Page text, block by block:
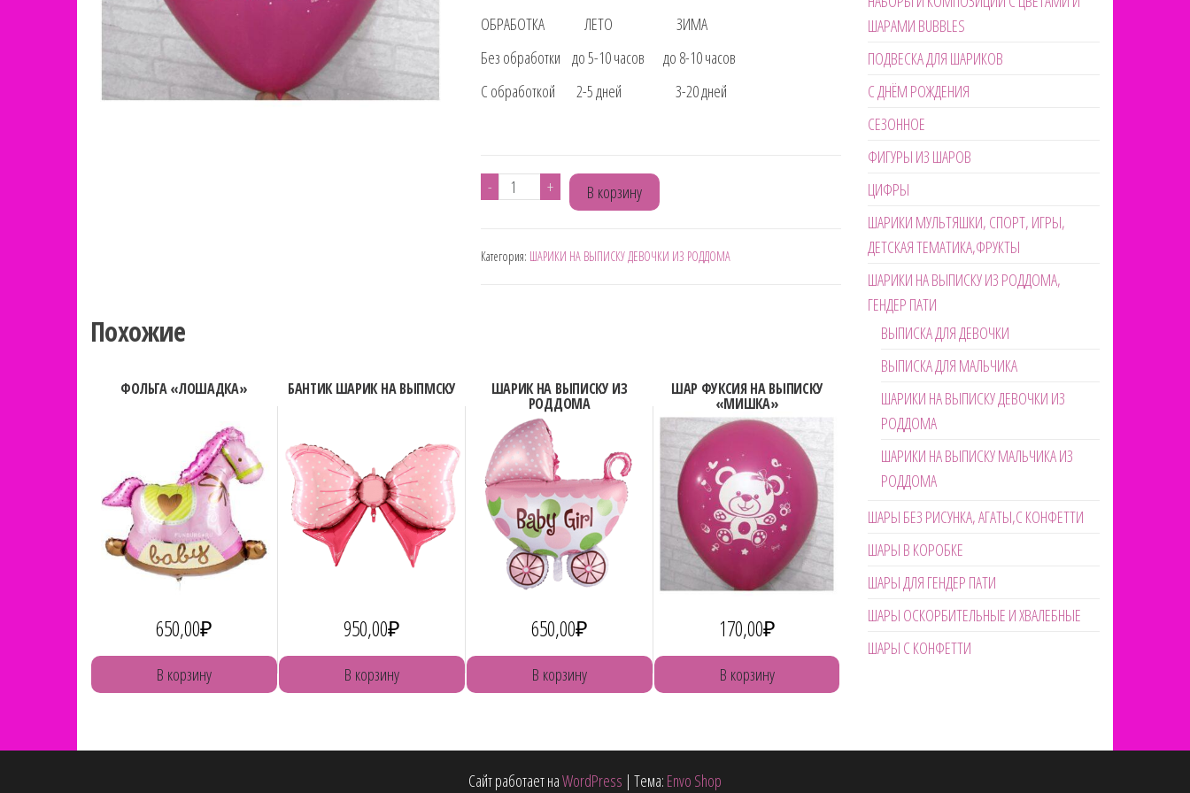
ОБРАБОТКА ЛЕТО ЗИМА
Без обработки до 5-10 часов до 8-10 часов
С обработкой 2-5 дней 3-20 дней
-
Количество
ФУКСИЯ
+ В корзину
Категория: ШАРИКИ НА ВЫПИСКУ ДЕВОЧКИ ИЗ РОДДОМА
Похожие
ФОЛЬГА «ЛОШАДКА»
650,00₽
В корзину
БАНТИК ШАРИК НА ВЫПМСКУ
950,00₽
В корзину
ШАРИК НА ВЫПИСКУ ИЗ
РОДДОМА
650,00₽
В корзину
ШАР ФУКСИЯ НА ВЫПИСКУ
«МИШКА»
170,00₽
В корзину
ШАРАМИ BUBBLES
ПОДВЕСКА ДЛЯ ШАРИКОВ
С ДНЁМ РОЖДЕНИЯ
СЕЗОННОЕ
ФИГУРЫ ИЗ ШАРОВ
ЦИФРЫ
ШАРИКИ МУЛЬТЯШКИ, СПОРТ, ИГРЫ,
ДЕТСКАЯ ТЕМАТИКА,ФРУКТЫ
ШАРИКИ НА ВЫПИСКУ ИЗ РОДДОМА,
ГЕНДЕР ПАТИ
ВЫПИСКА ДЛЯ ДЕВОЧКИ
ВЫПИСКА ДЛЯ МАЛЬЧИКА
ШАРИКИ НА ВЫПИСКУ ДЕВОЧКИ ИЗ
РОДДОМА
ШАРИКИ НА ВЫПИСКУ МАЛЬЧИКА ИЗ
РОДДОМА
ШАРЫ БЕЗ РИСУНКА, АГАТЫ,С КОНФЕТТИ
ШАРЫ В КОРОБКЕ
ШАРЫ ДЛЯ ГЕНДЕР ПАТИ
ШАРЫ ОСКОРБИТЕЛЬНЫЕ И ХВАЛЕБНЫЕ
ШАРЫ С КОНФЕТТИ
Сайт работает наWordPress | Тема: Envo Shop